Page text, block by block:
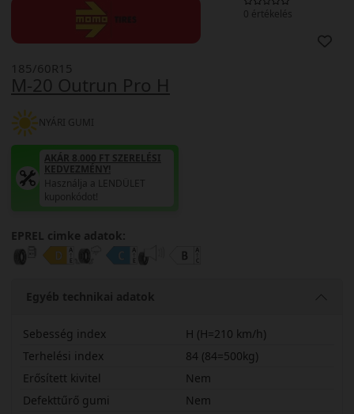
0 értékelés
M-20 Outrun Pro H
185/60R15
NYÁRI GUMI
AKÁR 8.000 FT SZERELÉSI
KEDVEZMÉNY!
Használja a LENDÜLET
kuponkódot!
EPREL cimke adatok:
Egyéb technikai adatok
Sebesség index
H (H=210 km/h)
Terhelési index
84 (84=500kg)
Erősített kivitel
Nem
Defekttűrő gumi
Nem